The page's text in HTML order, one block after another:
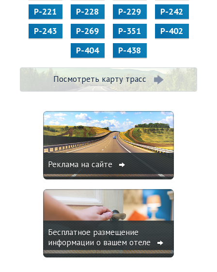
Р-221
Р-228 Р-229
Р-242
Р-243
Р-269 Р-351
Р-402
Р-404
Р-438
Посмотреть карту трасс
Реклама на сайте
Бесплатное размещение
информации о вашем отеле